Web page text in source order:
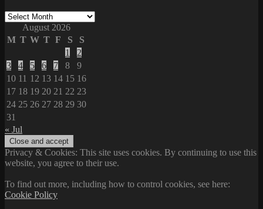
Archives
August 2026
M T W T F S
S
1
2
3
4 5 6 7 8
9
10 11 12 13 14 15 16
17 18 19 20 21 22 23
24 25 26 27 28 29 30
31
« Jul
Privacy & Cookies: This site uses cookies. By continuing to use this
website, you agree to their use.
To find out more, including how to control cookies, see here:
Cookie Policy